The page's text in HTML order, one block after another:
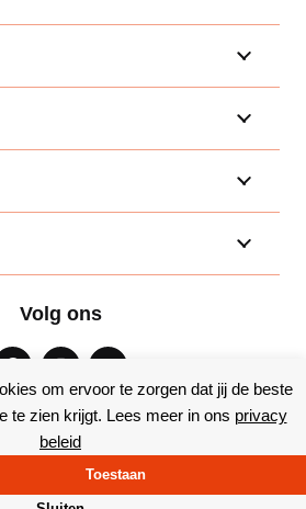
om ervoor te zorgen dat jij de beste
te zien krijgt. Lees meer in ons privacy
beleid
Toestaan
Volg ons
van Heeswijk |Website door Yooker